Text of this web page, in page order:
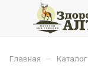
Главная – Каталог